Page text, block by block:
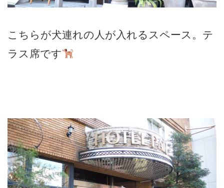
こちらが犬連れの人が入れるスペース。テ
ラス席です